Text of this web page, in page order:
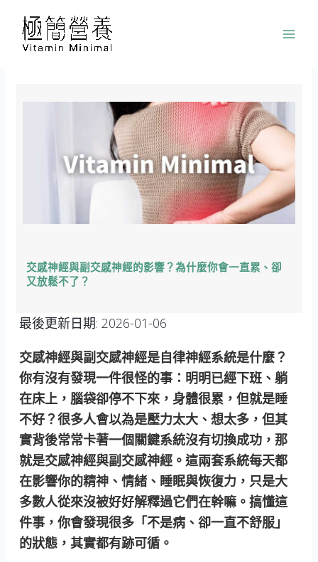
交感神經與副交感神經的影響？為什麼你會一直累、卻
又放鬆不了？
最後更新日期: 2026-01-06
交感神經與副交感神經是自律神經系統是什麼？
你有沒有發現一件很怪的事：明明已經下班、躺
在床上，腦袋卻停不下來，身體很累，但就是睡
不好？很多人會以為是壓力太大、想太多，但其
實背後常常卡著一個關鍵系統沒有切換成功，那
就是交感神經與副交感神經。這兩套系統每天都
在影響你的精神、情緒、睡眠與恢復力，只是大
多數人從來沒被好好解釋過它們在幹嘛。搞懂這
件事，你會發現很多「不是病、卻一直不舒服」
的狀態，其實都有跡可循。